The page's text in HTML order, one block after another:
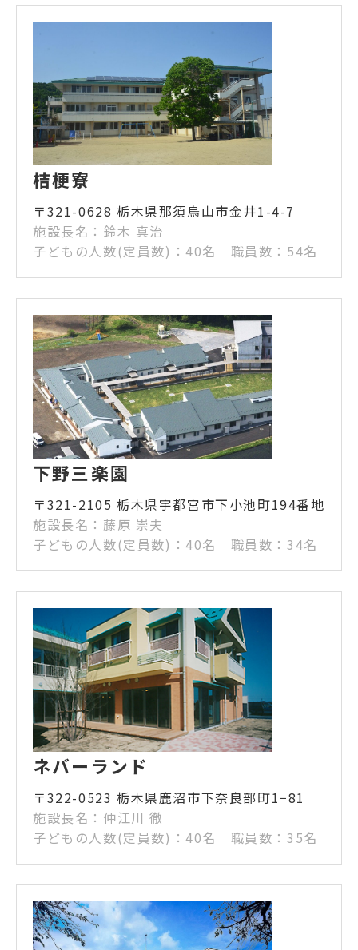
桔梗寮
〒321-0628 栃木県那須烏山市金井1-4-7
施設長名：鈴木 真治
子どもの人数(定員数)：40名 職員数：54名
下野三楽園
〒321-2105 栃木県宇都宮市下小池町194番地
施設長名：藤原 崇夫
子どもの人数(定員数)：40名 職員数：34名
ネバーランド
〒322-0523 栃木県鹿沼市下奈良部町1−81
施設長名：仲江川 徹
子どもの人数(定員数)：40名 職員数：35名